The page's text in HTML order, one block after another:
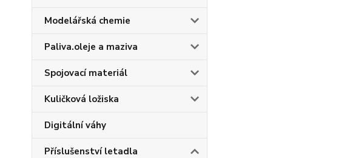
Modelářská chemie
Paliva.oleje a maziva
Spojovací materiál
Kuličková ložiska
Digitální váhy
Příslušenství letadla